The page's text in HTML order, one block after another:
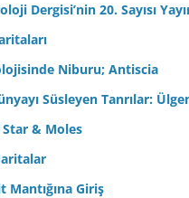
Dergisi’nin 20. Sayısı
Niburu; Antiscia
Süsleyen Tanrılar:
& Moles
Mantığına Giriş